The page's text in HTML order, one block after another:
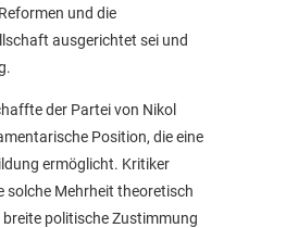
und die
ausgerichtet sei und
der Partei von Nikol
Position, die eine
ermöglicht. Kritiker
solche Mehrheit theoretisch
politische Zustimmung